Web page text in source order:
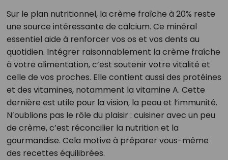
Sur le plan nutritionnel, la crème fraîche à 20% reste
une source intéressante de calcium. Ce minéral
essentiel aide à renforcer vos os et vos dents au
quotidien. Intégrer raisonnablement la crème fraîche
à votre alimentation, c’est soutenir votre vitalité et
celle de vos proches. Elle contient aussi des protéines
et des vitamines, notamment la vitamine A. Cette
dernière est utile pour la vision, la peau et l’immunité.
N’oublions pas le rôle du plaisir : cuisiner avec un peu
de crème, c’est réconcilier la nutrition et la
gourmandise. Cela motive à préparer vous-même
des recettes équilibrées.